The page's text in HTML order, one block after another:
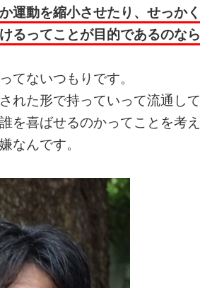
運動を縮小させたり、せっかく
るってことが目的であるのなら
ないつもりです。
た形で持っていって流通して
を喜ばせるのかってことを考え
なんです。